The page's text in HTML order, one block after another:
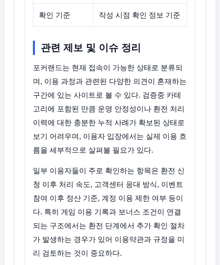
확인 기준 작성 시점 확인 정보 기준
관련 제보 및 이슈 정리
포커랜드는 현재 접속이 가능한 상태로 분류되
며, 이용 과정과 관련된 다양한 의견이 혼재하는
구간에 있는 사이트로 볼 수 있다. 검증중 카테
고리에 포함된 만큼 운영 안정성이나 환전 처리
이력에 대한 충분한 누적 사례가 확보된 상태로
보기 어려우며, 이용자 입장에서는 실제 이용 흐
름을 세부적으로 살펴볼 필요가 있다.
일부 이용자들이 주로 확인하는 항목은 환전 신
청 이후 처리 속도, 고객센터 응대 방식, 이벤트
참여 이후 정산 기준, 계정 이용 제한 여부 등이
다. 특히 게임 이용 기록과 보너스 조건이 연결
되는 구조에서는 환전 단계에서 추가 확인 절차
가 발생하는 경우가 있어 이용약관과 규정을 미
리 검토하는 것이 중요하다.